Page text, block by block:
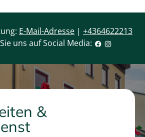
E-Mail-Adresse | +4364622213
uns auf Social Media:
&